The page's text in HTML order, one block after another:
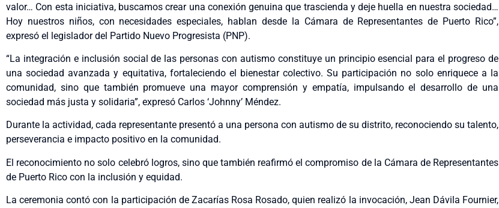
valor… Con esta iniciativa, buscamos crear una conexión genuina que trascienda y deje huella en nuestra sociedad…
Hoy nuestros niños, con necesidades especiales, hablan desde la Cámara de Representantes de Puerto Rico”,
expresó el legislador del Partido Nuevo Progresista (PNP).
“La integración e inclusión social de las personas con autismo constituye un principio esencial para el progreso de
una sociedad avanzada y equitativa, fortaleciendo el bienestar colectivo. Su participación no solo enriquece a la
comunidad, sino que también promueve una mayor comprensión y empatía, impulsando el desarrollo de una
sociedad más justa y solidaria”, expresó Carlos ‘Johnny’ Méndez.
Durante la actividad, cada representante presentó a una persona con autismo de su distrito, reconociendo su talento,
perseverancia e impacto positivo en la comunidad.
El reconocimiento no solo celebró logros, sino que también reafirmó el compromiso de la Cámara de Representantes
de Puerto Rico con la inclusión y equidad.
La ceremonia contó con la participación de Zacarías Rosa Rosado, quien realizó la invocación, Jean Dávila Fournier,